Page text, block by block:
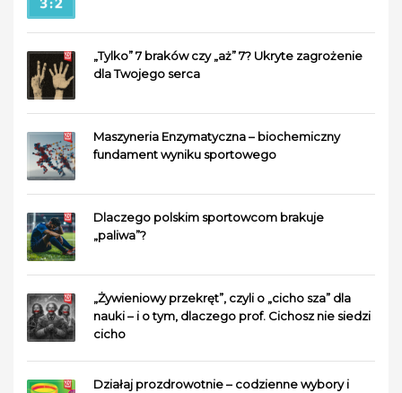
„Tylko” 7 braków czy „aż” 7? Ukryte zagrożenie
dla Twojego serca
Maszyneria Enzymatyczna – biochemiczny
fundament wyniku sportowego
Dlaczego polskim sportowcom brakuje
„paliwa”?
„Żywieniowy przekręt”, czyli o „cicho sza” dla
nauki – i o tym, dlaczego prof. Cichosz nie siedzi
cicho
Działaj prozdrowotnie – codzienne wybory i